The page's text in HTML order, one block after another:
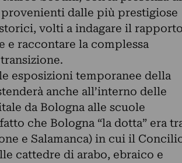
dalle più prestigiose
volti a indagare il
e raccontare la complessa
esposizioni temporanee della
anche all’interno delle
da Bologna alle scuole
che Bologna “la dotta” era
e Salamanca) in cui il
cattedre di arabo, ebraico e